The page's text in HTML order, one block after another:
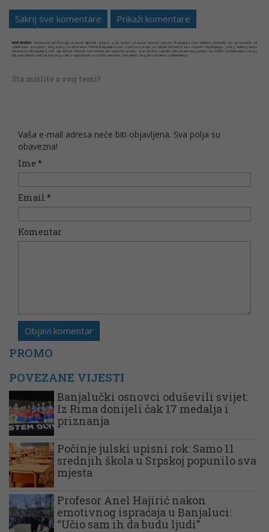
Sakrij sve komentare Prikaži komentare
NAPOMENA: Komentari odražavaju stavove njihovih autora, a ne nužno i stavove internet portala Banjaluka.com. Molimo korisnike da se suzdrže od
vrijeđanja, psovanja i vulgarnog izražavanja. Portal Banjaluka.com zadržava pravo da obriše komentar bez najave i objašnjenja. Zbog velikog broja
komentara Banjaluka.com nije dužan obrisati sve komentare koji krše pravila. Kao čitalac takođe prihvatate mogućnost da među komentarima mogu
biti pronađeni sadržaji koji mogu biti u suprotnosti sa vašim vjerskim, moralnim i drugim načelima i uvjerenjima.
Šta mislite o ovoj temi?
Vaša e-mail adresa neće biti objavljena. Sva polja su
obavezna!
Ime *
Email *
Komentar
PROMO
POVEZANE VIJESTI
Banjalučki osnovci oduševili svijet:
Iz Rima donijeli čak 17 medalja i
priznanja
Počinje julski upisni rok: Samo 11
srednjih škola u Srpskoj popunilo sva
mjesta
Profesor Anel Hajirić nakon
emotivnog ispraćaja u Banjaluci:
“Učio sam ih da budu ljudi”